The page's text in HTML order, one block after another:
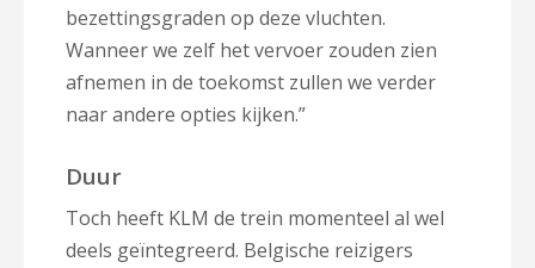
bezettingsgraden op deze vluchten.
Wanneer we zelf het vervoer zouden zien
afnemen in de toekomst zullen we verder
naar andere opties kijken.”
Duur
Toch heeft KLM de trein momenteel al wel
deels geïntegreerd. Belgische reizigers